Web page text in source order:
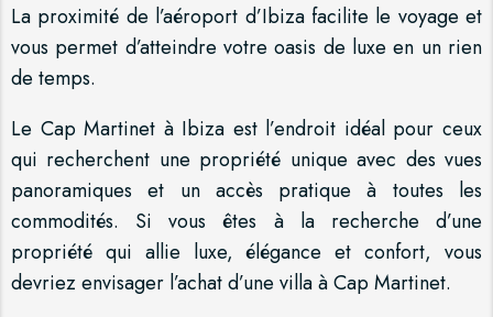
La proximité de l’aéroport d’Ibiza facilite le voyage et
vous permet d’atteindre votre oasis de luxe en un rien
de temps.
Le Cap Martinet à Ibiza est l’endroit idéal pour ceux
qui recherchent une propriété unique avec des vues
panoramiques et un accès pratique à toutes les
commodités. Si vous êtes à la recherche d’une
propriété qui allie luxe, élégance et confort, vous
devriez envisager l’achat d’une villa à Cap Martinet.